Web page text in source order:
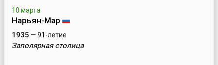
10 марта
Нарьян-Мар
1935 — 91-летие
Заполярная столица